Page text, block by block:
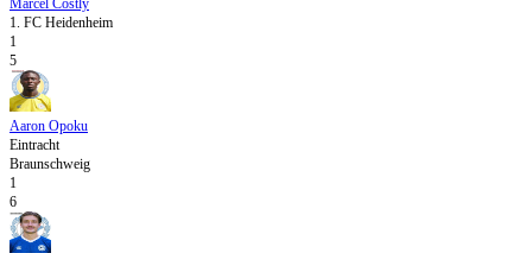
Marcel Costly
1. FC Heidenheim
1
5
Aaron Opoku
Eintracht
Braunschweig
1
6